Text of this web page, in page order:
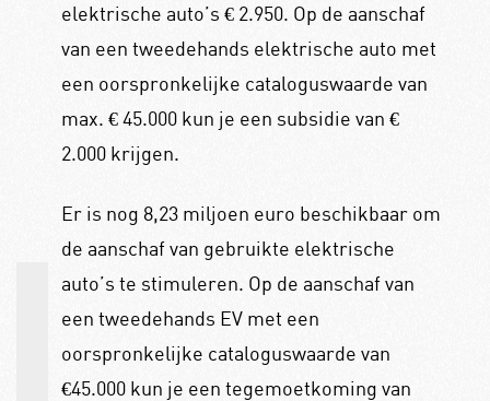
elektrische auto’s € 2.950. Op de aanschaf
van een tweedehands elektrische auto met
een oorspronkelijke cataloguswaarde van
max. € 45.000 kun je een subsidie van €
2.000 krijgen.
Er is nog 8,23 miljoen euro beschikbaar om
de aanschaf van gebruikte elektrische
auto’s te stimuleren. Op de aanschaf van
een tweedehands EV met een
oorspronkelijke cataloguswaarde van
€45.000 kun je een tegemoetkoming van